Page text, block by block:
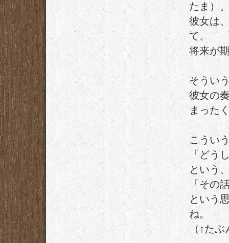
たま）
彼女は
て、
将来が
そうい
彼女の
まった
こうい
「どう
という
「その
という
ね。
（↑たぶ